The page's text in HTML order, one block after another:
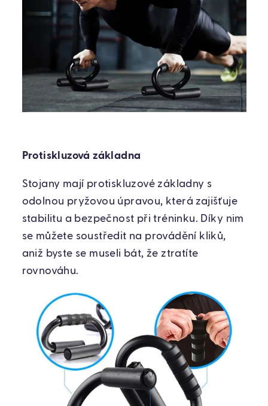
Protiskluzová základna
Stojany mají protiskluzové základny s
odolnou pryžovou úpravou, která zajišťuje
stabilitu a bezpečnost při tréninku. Díky nim
se můžete soustředit na provádění kliků,
aniž byste se museli bát, že ztratíte
rovnováhu.